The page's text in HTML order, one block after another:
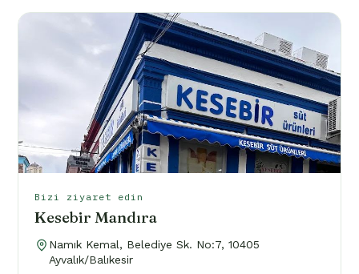
Bizi ziyaret edin
Kesebir Mandıra
Namık Kemal, Belediye Sk. No:7, 10405
Ayvalık/Balıkesir